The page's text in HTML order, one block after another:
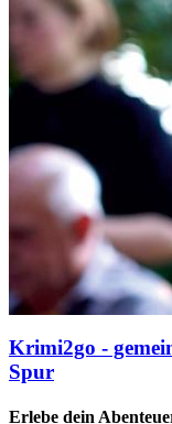
Krimi2go -
Spur
Erlebe dein